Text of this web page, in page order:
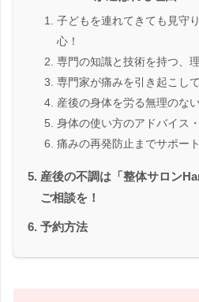
子どもを連れてきても見守
心！
専門の知識と技術を持つ、
専門家が痛みを引き起こし
産後の身体を労る無理のな
身体の使い方のアドバイス
痛みの再発防止までサポート
産後の不調は「整体サロン
ご相談を！
予約方法